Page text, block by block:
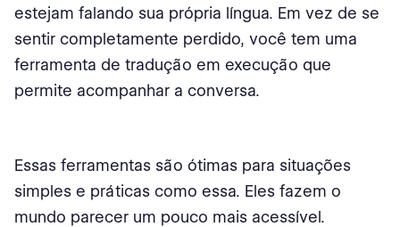
estejam falando sua própria língua. Em vez de se
sentir completamente perdido, você tem uma
ferramenta de tradução em execução que
permite acompanhar a conversa.
Essas ferramentas são ótimas para situações
simples e práticas como essa. Eles fazem o
mundo parecer um pouco mais acessível.